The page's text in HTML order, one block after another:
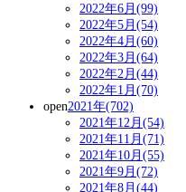
2022年6月(99)
2022年5月(54)
2022年4月(60)
2022年3月(64)
2022年2月(44)
2022年1月(70)
open2021年(702)
2021年12月(54)
2021年11月(71)
2021年10月(55)
2021年9月(72)
2021年8月(44)